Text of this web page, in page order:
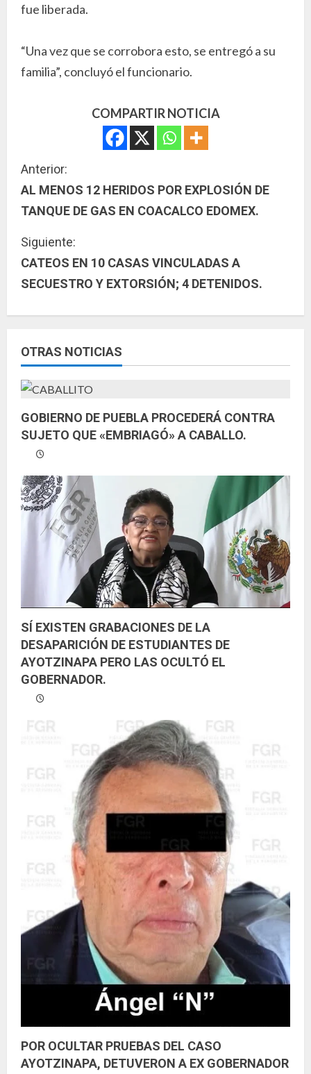
fue liberada.
“Una vez que se corrobora esto, se entregó a su
familia”, concluyó el funcionario.
COMPARTIR NOTICIA
S
i
u
e
l
e
y
n
o
Anterior:
AL MENOS 12 HERIDOS POR EXPLOSIÓN DE
TANQUE DE GAS EN COACALCO EDOMEX.
Siguiente:
CATEOS EN 10 CASAS VINCULADAS A
SECUESTRO Y EXTORSIÓN; 4 DETENIDOS.
OTRAS NOTICIAS
GOBIERNO DE PUEBLA PROCEDERÁ CONTRA
SUJETO QUE «EMBRIAGÓ» A CABALLO.
SÍ EXISTEN GRABACIONES DE LA
DESAPARICIÓN DE ESTUDIANTES DE
AYOTZINAPA PERO LAS OCULTÓ EL
GOBERNADOR.
POR OCULTAR PRUEBAS DEL CASO
AYOTZINAPA, DETUVERON A EX GOBERNADOR